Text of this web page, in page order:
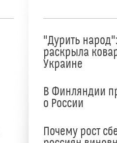
"Дурить
раскрыла
Украине
В Финляндии
о России
Почему рост